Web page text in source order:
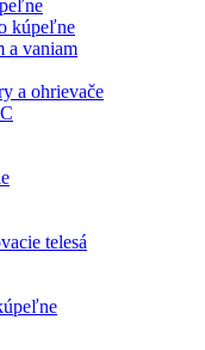
kúpeľne
a vaniam
a ohrievače
telesá